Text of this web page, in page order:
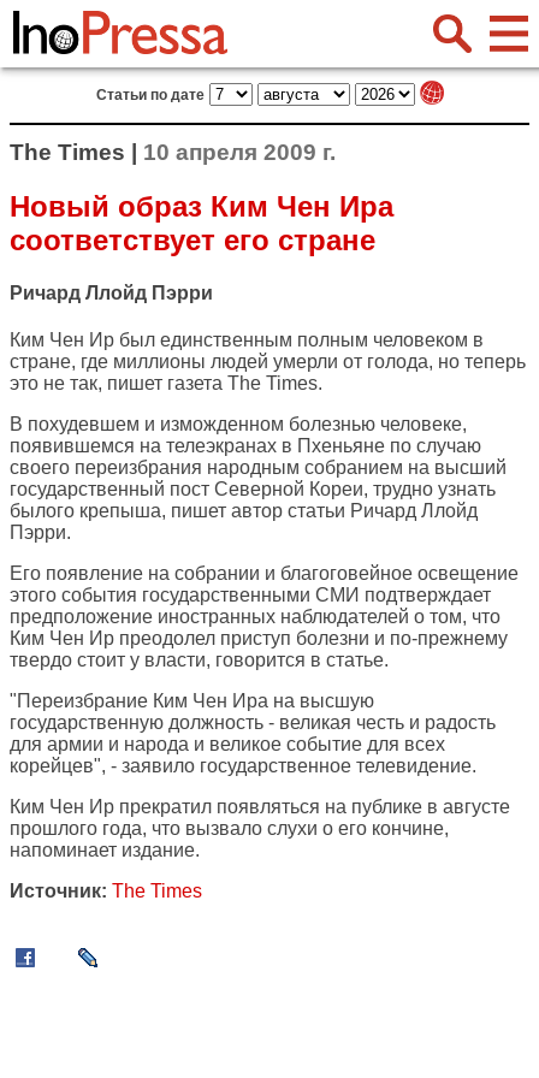
Статьи по дате
The Times | 10 апреля 2009 г.
Новый образ Ким Чен Ира
соответствует его стране
Ричард Ллойд Пэрри
Ким Чен Ир был единственным полным человеком в
стране, где миллионы людей умерли от голода, но теперь
это не так, пишет газета The Times.
В похудевшем и изможденном болезнью человеке,
появившемся на телеэкранах в Пхеньяне по случаю
своего переизбрания народным собранием на высший
государственный пост Северной Кореи, трудно узнать
былого крепыша, пишет автор статьи Ричард Ллойд
Пэрри.
Его появление на собрании и благоговейное освещение
этого события государственными СМИ подтверждает
предположение иностранных наблюдателей о том, что
Ким Чен Ир преодолел приступ болезни и по-прежнему
твердо стоит у власти, говорится в статье.
"Переизбрание Ким Чен Ира на высшую
государственную должность - великая честь и радость
для армии и народа и великое событие для всех
корейцев", - заявило государственное телевидение.
Ким Чен Ир прекратил появляться на публике в августе
прошлого года, что вызвало слухи о его кончине,
напоминает издание.
Источник: The Times